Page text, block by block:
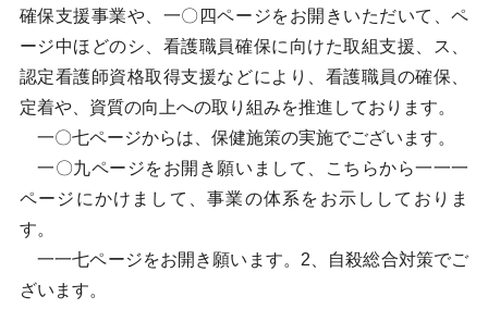
確保支援事業や、一〇四ページをお開きいただいて、ペ
ージ中ほどのシ、看護職員確保に向けた取組支援、ス、
認定看護師資格取得支援などにより、看護職員の確保、
定着や、資質の向上への取り組みを推進しております。
一〇七ページからは、保健施策の実施でございます。
一〇九ページをお開き願いまして、こちらから一一一
ページにかけまして、事業の体系をお示ししておりま
す。
一一七ページをお開き願います。2、自殺総合対策でご
ざいます。